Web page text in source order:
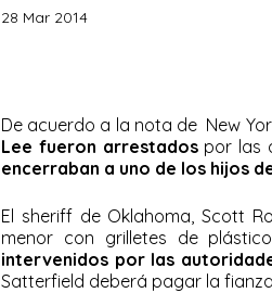
28 Mar 2014
De acuerdo a la nota de New
Lee fueron arrestadospor las
encerraban a uno de los hijos
El sheriff de Oklahoma, Scott
menor con grilletes de
intervenidos por las
Satterfield deberá pagar la